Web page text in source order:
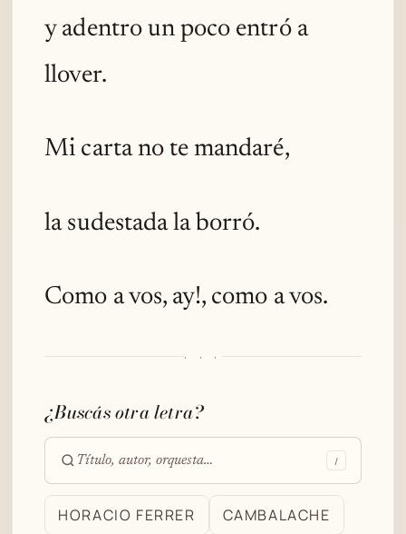
y adentro un poco entró a
llover.
Mi carta no te mandaré,
la sudestada la borró.
Como a vos, ay!, como a vos.
· · ·
¿Buscás otra letra?
Buscar
en
/
HORACIO FERRER
CAMBALACHE